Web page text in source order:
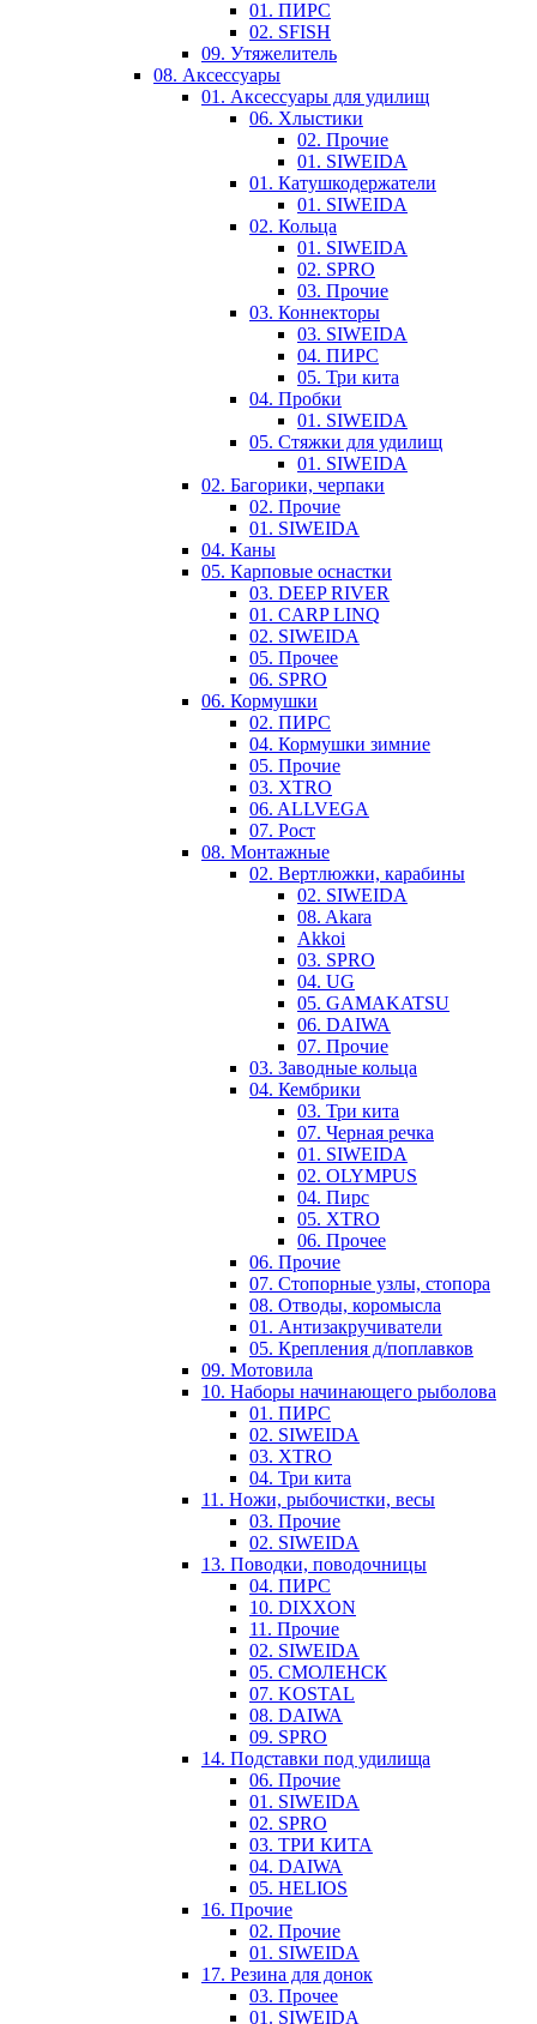
01. ПИРС
02. SFISH
09. Утяжелитель
08. Аксессуары
01. Аксессуары для удилищ
06. Хлыстики
02. Прочие
01. SIWEIDA
01. Катушкодержатели
01. SIWEIDA
02. Кольца
01. SIWEIDA
02. SPRO
03. Прочие
03. Коннекторы
03. SIWEIDA
04. ПИРС
05. Три кита
04. Пробки
01. SIWEIDA
05. Стяжки для удилищ
01. SIWEIDA
02. Багорики, черпаки
02. Прочие
01. SIWEIDA
04. Каны
05. Карповые оснастки
03. DEEP RIVER
01. CARP LINQ
02. SIWEIDA
05. Прочее
06. SPRO
06. Кормушки
02. ПИРС
04. Кормушки зимние
05. Прочие
03. XTRO
06. ALLVEGA
07. Рост
08. Монтажные
02. Вертлюжки, карабины
02. SIWEIDA
08. Akara
Akkoi
03. SPRO
04. UG
05. GAMAKATSU
06. DAIWA
07. Прочие
03. Заводные кольца
04. Кембрики
03. Три кита
07. Черная речка
01. SIWEIDA
02. OLYMPUS
04. Пирс
05. XTRO
06. Прочее
06. Прочие
07. Стопорные узлы, стопора
08. Отводы, коромысла
01. Антизакручиватели
05. Крепления д/поплавков
09. Мотовила
10. Наборы начинающего рыболова
01. ПИРС
02. SIWEIDA
03. XTRO
04. Три кита
11. Ножи, рыбочистки, весы
03. Прочие
02. SIWEIDA
13. Поводки, поводочницы
04. ПИРС
10. DIXXON
11. Прочие
02. SIWEIDA
05. СМОЛЕНСК
07. KOSTAL
08. DAIWA
09. SPRO
14. Подставки под удилища
06. Прочие
01. SIWEIDA
02. SPRO
03. ТРИ КИТА
04. DAIWA
05. HELIOS
16. Прочие
02. Прочие
01. SIWEIDA
17. Резина для донок
03. Прочее
01. SIWEIDA